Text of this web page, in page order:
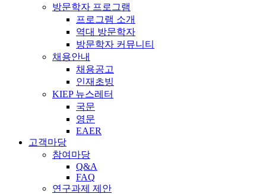
방문학자 프로그램
프로그램 소개
역대 방문학자
방문학자 커뮤니티
채용안내
채용공고
인재초빙
KIEP 뉴스레터
국문
영문
EAER
고객마당
참여마당
Q&A
FAQ
연구과제 제안